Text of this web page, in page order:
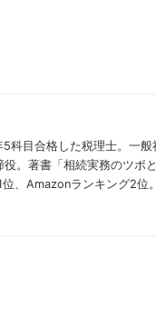
科目合格した税理士。一
。著書「相続実務のツボ
、Amazonランキング2位。